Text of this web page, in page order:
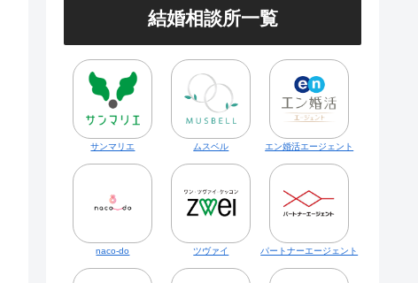
結婚相談所一覧
サンマリエ ムスベル エン婚活エージェント
naco-do ツヴァイ パートナーエージェント